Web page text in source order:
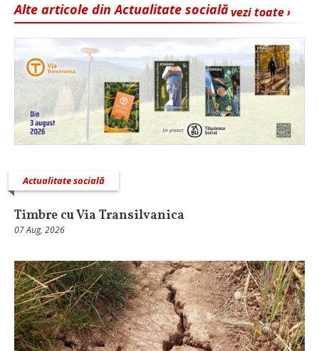
vezi toate ›
Alte articole din Actualitate socială
Actualitate socială
Timbre cu Via Transilvanica
07 Aug, 2026